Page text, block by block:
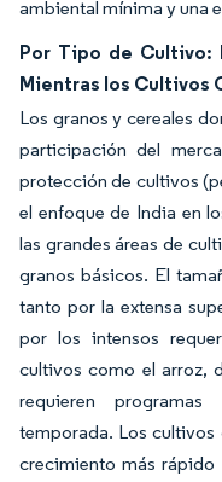
ambiental mínima y una
Por Tipo de Cultivo:
Mientras los Cultivos
Los granos y cereales
participación del
protección de cultivos
el enfoque de India en
las grandes áreas de
granos básicos. El
tanto por la extensa
por los intensos
cultivos como el arroz,
requieren
temporada. Los cultivos
crecimiento más rápido